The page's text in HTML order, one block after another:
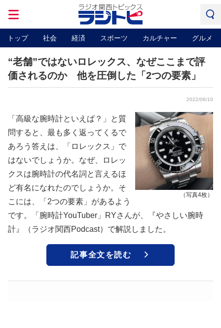
トップ 社会 経済 スポーツ カルチャー グルメ
“老舗”ではないロレックス、なぜここまで評
価されるのか 他を圧倒した「2つの要素」
2022/06/10
（写真4枚）
「高級な腕時計といえば？」と質
問すると、最も多く返ってくるで
あろう答えは、「ロレックス」で
はないでしょうか。なぜ、ロレッ
クスは腕時計の代名詞と言えるほ
ど有名になれたのでしょうか。そ
こには、「2つの要素」があるよう
です。「腕時計YouTuber」RYさんが、『やさしい腕時
計』（ラジオ関西Podcast）で解説しました。
記事全文を読む